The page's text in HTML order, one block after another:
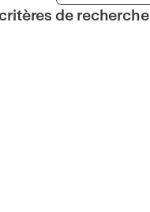
de recherche